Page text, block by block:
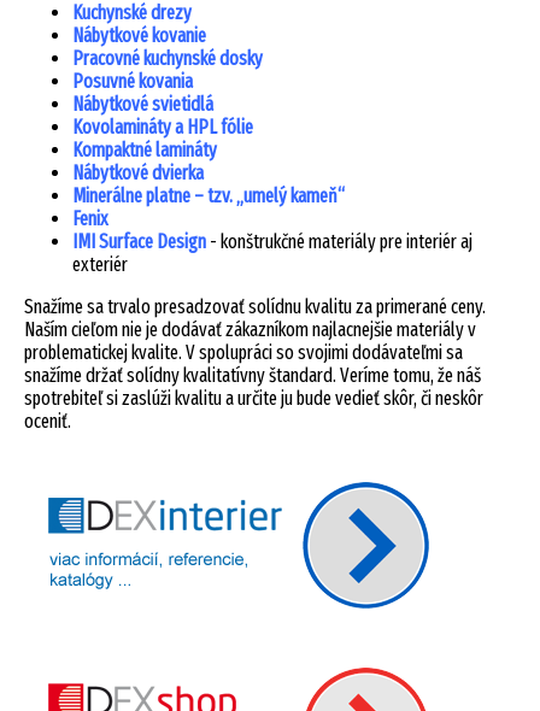
Kuchynské drezy
Nábytkové kovanie
Pracovné kuchynské dosky
Posuvné kovania
Nábytkové svietidlá
Kovolamináty a HPL fólie
Kompaktné lamináty
Nábytkové dvierka
Minerálne platne – tzv. „umelý kameň“
Fenix
IMI Surface Design - konštrukčné materiály pre interiér aj
exteriér
Snažíme sa trvalo presadzovať solídnu kvalitu za primerané ceny.
Naším cieľom nie je dodávať zákazníkom najlacnejšie materiály v
problematickej kvalite. V spolupráci so svojimi dodávateľmi sa
snažíme držať solídny kvalitatívny štandard. Veríme tomu, že náš
spotrebiteľ si zaslúži kvalitu a určite ju bude vedieť skôr, či neskôr
oceniť.